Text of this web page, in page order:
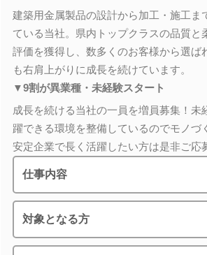
建築用金属製品の設計から加工・施工ま
ている当社。県内トップクラスの品質と
評価を獲得し、数多くのお客様から選ば
も右肩上がりに成長を続けています。
▼9割が異業種・未経験スタート
成長を続ける当社の一員を増員募集！未
躍できる環境を整備しているのでモノづ
安定企業で長く活躍したい方は是非ご応
仕事内容
対象となる方